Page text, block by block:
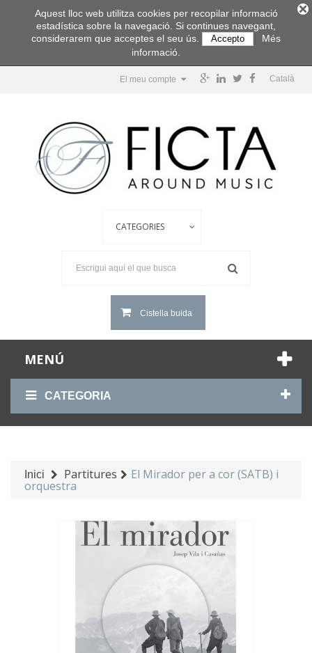
Català
El meu compte
Cistella buida
MENÚ
CATEGORIA
Inici Partitures El Mirador per a cor (SATB) i
orquestra
Aquest lloc web utilitza cookies per recopilar informació
estadística sobre la navegació. Si continues navegant,
considerarem que acceptes el seu ús.
Accepto
Més
informació.